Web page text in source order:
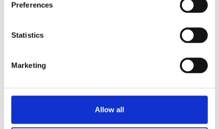
Preferences
Statistics
Marketing
Allow all
EN RAPPORT AVEC
Bolero 11 3kW Voir le produit